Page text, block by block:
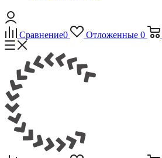
Сравнение0 Отложенные 0